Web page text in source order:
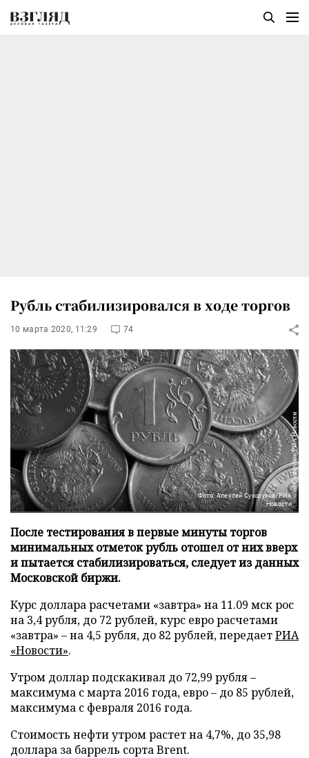
Рубль стабилизировался в ходе торгов
10 марта 2020, 11:29 74
Фото: Алексей Сухоруков/РИА
Новости
После тестирования в первые минуты торгов
минимальных отметок рубль отошел от них вверх
и пытается стабилизироваться, следует из данных
Московской биржи.
Курс доллара расчетами «завтра» на 11.09 мск рос
на 3,4 рубля, до 72 рублей, курс евро расчетами
«завтра» – на 4,5 рубля, до 82 рублей, передаетРИА
«Новости».
Утром доллар подскакивал до 72,99 рубля –
максимума с марта 2016 года, евро – до 85 рублей,
максимума с февраля 2016 года.
Стоимость нефти утром растет на 4,7%, до 35,98
доллара за баррель сорта Brent.